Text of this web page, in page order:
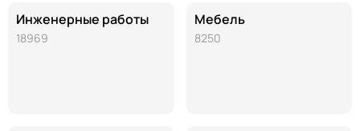
Инженерные работы
18969
Мебель
8250